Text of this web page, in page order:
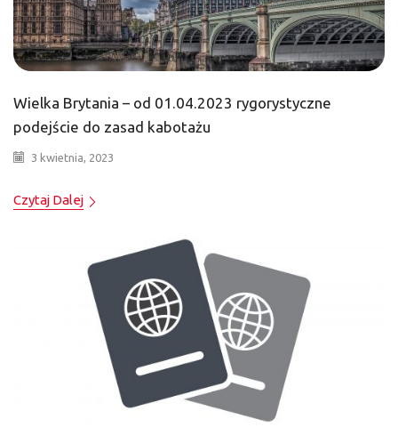
Wielka Brytania – od 01.04.2023 rygorystyczne
podejście do zasad kabotażu
3 kwietnia, 2023
Czytaj Dalej